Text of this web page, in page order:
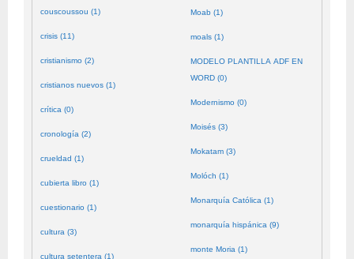
couscoussou (1)
crisis (11)
cristianismo (2)
cristianos nuevos (1)
crítica (0)
cronología (2)
crueldad (1)
cubierta libro (1)
cuestionario (1)
cultura (3)
cultura setentera (1)
Moab (1)
moals (1)
MODELO PLANTILLA ADF EN
WORD (0)
Modernismo (0)
Moisés (3)
Mokatam (3)
Molóch (1)
Monarquía Católica (1)
monarquía hispánica (9)
monte Moria (1)